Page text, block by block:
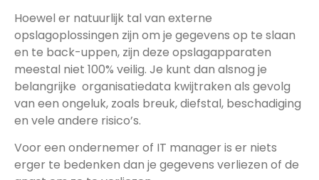
Hoewel er natuurlijk tal van externe
opslagoplossingen zijn om je gegevens op te slaan
en te back-uppen, zijn deze opslagapparaten
meestal niet 100% veilig. Je kunt dan alsnog je
belangrijke organisatiedata kwijtraken als gevolg
van een ongeluk, zoals breuk, diefstal, beschadiging
en vele andere risico’s.
Voor een ondernemer of IT manager is er niets
erger te bedenken dan je gegevens verliezen of de